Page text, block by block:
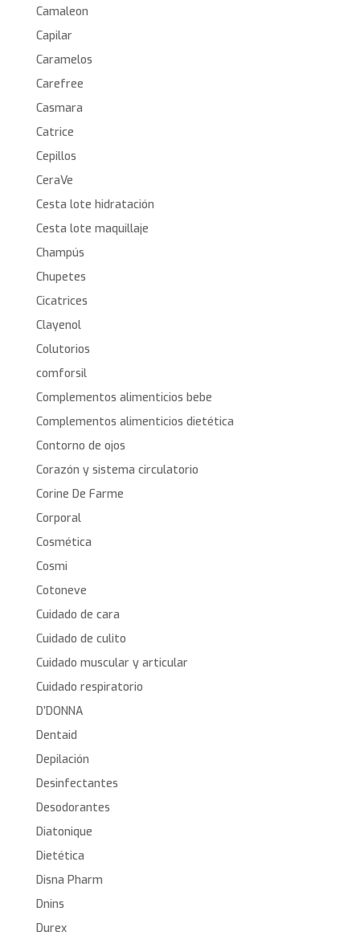
Camaleon
Capilar
Caramelos
Carefree
Casmara
Catrice
Cepillos
CeraVe
Cesta lote hidratación
Cesta lote maquillaje
Champús
Chupetes
Cicatrices
Clayenol
Colutorios
comforsil
Complementos alimenticios bebe
Complementos alimenticios dietética
Contorno de ojos
Corazón y sistema circulatorio
Corine De Farme
Corporal
Cosmética
Cosmi
Cotoneve
Cuidado de cara
Cuidado de culito
Cuidado muscular y articular
Cuidado respiratorio
D’DONNA
Dentaid
Depilación
Desinfectantes
Desodorantes
Diatonique
Dietética
Disna Pharm
Dnins
Durex